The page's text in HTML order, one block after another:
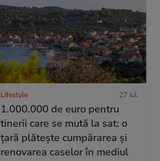
Lifestyle 27 iul.
1.000.000 de euro pentru
tinerii care se mută la sat: o
țară plătește cumpărarea și
renovarea caselor în mediul